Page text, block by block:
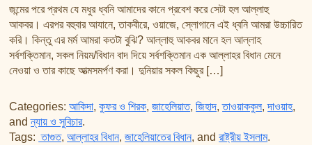
আল বিদায়া ওয়ান নিহায়া
তাফসির ফি জিলালিল কোরআন
শায়খ আহমদ মুসা জিবরীলের বই সমূহ
জন্মের পরে প্রথম যে মধুর ধ্বনি আমাদের কানে প্রবেশ করে সেটা হল আল্লাহু
আকবর। এরপর বহুবার আযানে, তাকবীরে, ওয়াজে, স্লোগানে এই ধ্বনি আমরা উচ্চারিত
করি। কিন্তু এর মর্ম আমরা কতটা বুঝি? আল্লাহু আকবর মানে হল আল্লাহ
সর্বশক্তিমান, সকল নিয়ম/বিধান বাদ দিয়ে সর্বশক্তিমান এক আল্লাহর বিধান মেনে
নেওয়া ও তার কাছে আত্মসমর্পণ করা। দুনিয়ার সকল কিছুর […]
Categories: আকিদা,কুফর ও শিরক,জাহেলিয়াত,জিহাদ,তাওয়াককুল,দাওয়াহ,
andন্যায় ও সুবিচার.
Tags: তাগুত,আল্লাহর বিধান,জাহেলিয়াতের বিধান, andরাষ্ট্রীয় ইসলাম.